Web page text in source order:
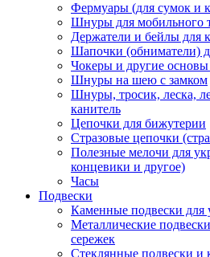
Фермуары (для сумок и
Шнуры для мобильного
Держатели и бейлы для
Шапочки (обниматели)
Чокеры и другие основы
Шнуры на шею с замком
Шнуры, тросик, леска,
канитель
Цепочки для бижутерии
Стразовые цепочки
Полезные мелочи для
концевики и другое)
Часы
Подвески
Каменные подвески для
Металлические
сережек
Стеклянные подвески и